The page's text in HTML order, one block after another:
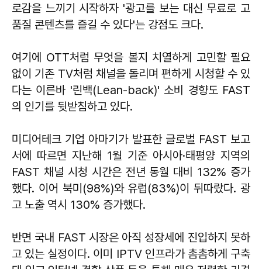
로감을 느끼기 시작하자 '광고를 보는 대신 무료로 고
품질 콘텐츠를 즐길 수 있다'는 강점도 크다.
여기에 OTT처럼 무엇을 볼지 치열하게 고민할 필요
없이 기존 TV처럼 채널을 돌리며 편하게 시청할 수 있
다는 이른바 '린백(Lean-back)' 소비 경향도 FAST
의 인기를 뒷받침하고 있다.
미디어테크 기업 아마기가 발표한 글로벌 FAST 보고
서에 따르면 지난해 1월 기준 아시아·태평양 지역의
FAST 채널 시청 시간은 전년 동월 대비 132% 증가
했다. 이어 북미(98%)와 유럽(83%)이 뒤따랐다. 광
고 노출 역시 130% 증가했다.
반면 국내 FAST 시장은 아직 성장세에 진입하지 못하
고 있는 실정이다. 이미 IPTV 인프라가 촘촘하게 구축